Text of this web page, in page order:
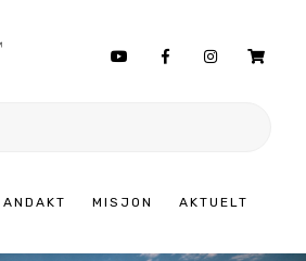
ANDAKT MISJON AKTUELT